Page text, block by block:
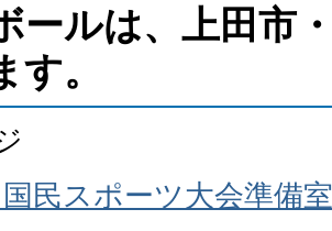
ールは、上田市
。
民スポーツ大会準備室